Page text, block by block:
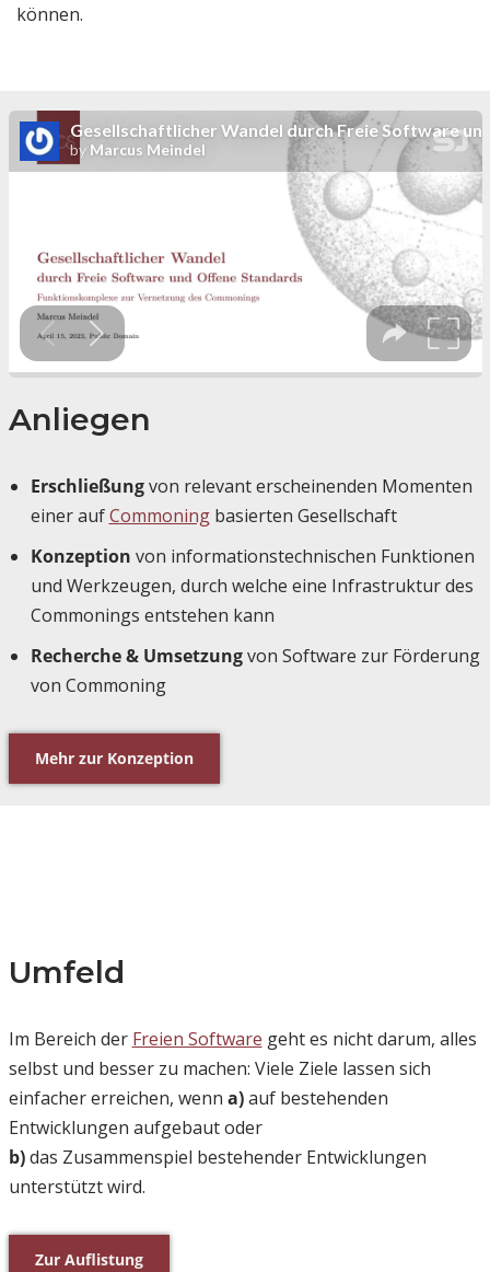
können.
Anliegen
Erschließungvon relevant erscheinenden Momenten
einer aufCommoningbasierten Gesellschaft
Konzeption von informationstechnischen Funktionen
und Werkzeugen, durch welche eine Infrastruktur des
Commonings entstehen kann
Recherche & Umsetzungvon Software zur Förderung
von Commoning
Mehr zur Konzeption
Umfeld
Im Bereich der Freien Software geht es nicht darum, alles
selbst und besser zu machen: Viele Ziele lassen sich
einfacher erreichen, wenn a)auf bestehenden
Entwicklungen aufgebaut oder
b)das Zusammenspiel bestehender Entwicklungen
unterstützt wird.
Zur Auflistung